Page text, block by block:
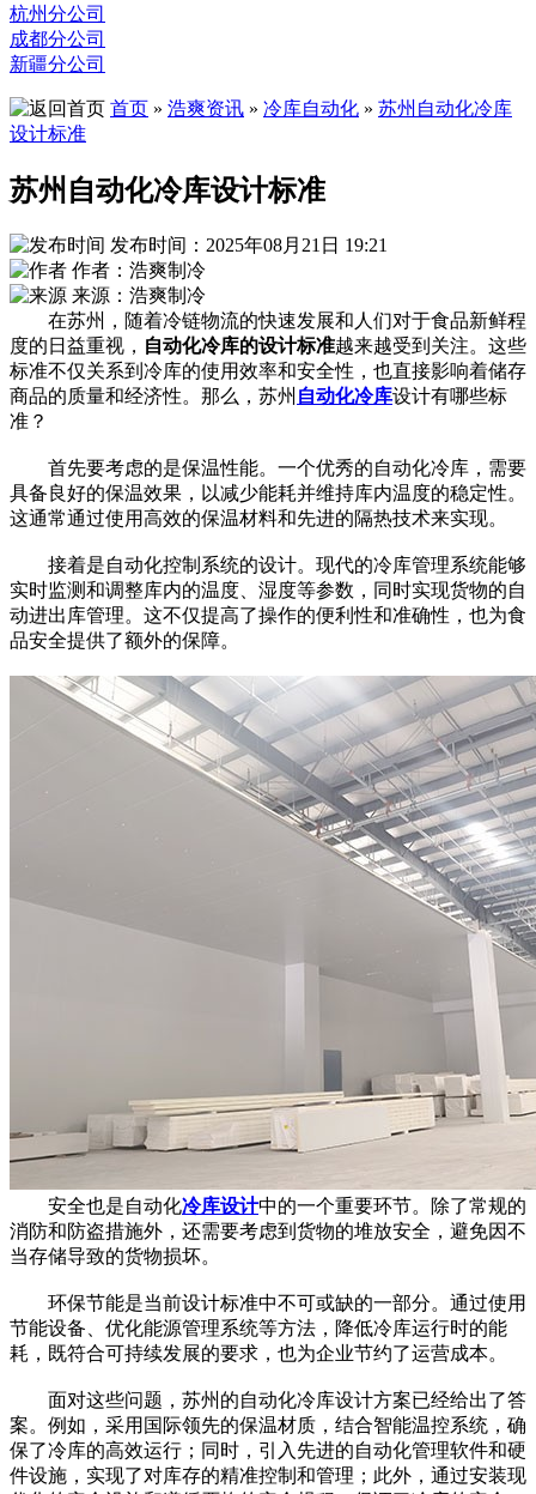
杭州分公司
成都分公司
新疆分公司
首页 » 浩爽资讯 » 冷库自动化 » 苏州自动化冷库
设计标准
苏州自动化冷库设计标准
发布时间：2025年08月21日 19:21
作者：浩爽制冷
来源：浩爽制冷
在苏州，随着冷链物流的快速发展和人们对于食品新鲜程
度的日益重视， 自动化冷库的设计标准越来越受到关注。这些
标准不仅关系到冷库的使用效率和安全性，也直接影响着储存
商品的质量和经济性。那么，苏州 自动化冷库设计有哪些标
准？
首先要考虑的是保温性能。一个优秀的自动化冷库，需要
具备良好的保温效果，以减少能耗并维持库内温度的稳定性。
这通常通过使用高效的保温材料和先进的隔热技术来实现。
接着是自动化控制系统的设计。现代的冷库管理系统能够
实时监测和调整库内的温度、湿度等参数，同时实现货物的自
动进出库管理。这不仅提高了操作的便利性和准确性，也为食
品安全提供了额外的保障。
安全也是自动化冷库设计中的一个重要环节。除了常规的
消防和防盗措施外，还需要考虑到货物的堆放安全，避免因不
当存储导致的货物损坏。
环保节能是当前设计标准中不可或缺的一部分。通过使用
节能设备、优化能源管理系统等方法，降低冷库运行时的能
耗，既符合可持续发展的要求，也为企业节约了运营成本。
面对这些问题，苏州的自动化冷库设计方案已经给出了答
案。例如，采用国际领先的保温材质，结合智能温控系统，确
保了冷库的高效运行；同时，引入先进的自动化管理软件和硬
件设施，实现了对库存的精准控制和管理；此外，通过安装现